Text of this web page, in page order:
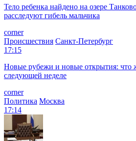
Тело ребенка найдено на озере
расследуют гибель мальчика
corner
Происшествия Санкт-Петербург
17:15
Новые рубежи и новые открытия: что
следующей неделе
corner
Политика Москва
17:14